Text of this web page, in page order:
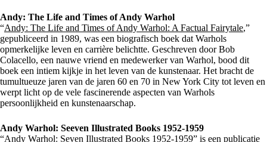
Andy: The Life and Times of Andy Warhol
“Andy: The Life and Times of Andy Warhol: A Factual Fairytale,”
gepubliceerd in 1989, was een biografisch boek dat Warhols
opmerkelijke leven en carrière belichtte. Geschreven door Bob
Colacello, een nauwe vriend en medewerker van Warhol, bood dit
boek een intiem kijkje in het leven van de kunstenaar. Het bracht de
tumultueuze jaren van de jaren 60 en 70 in New York City tot leven en
werpt licht op de vele fascinerende aspecten van Warhols
persoonlijkheid en kunstenaarschap.
Andy Warhol: Seeven Illustrated Books 1952-1959
“Andy Warhol: Seven Illustrated Books 1952-1959” is een publicatie